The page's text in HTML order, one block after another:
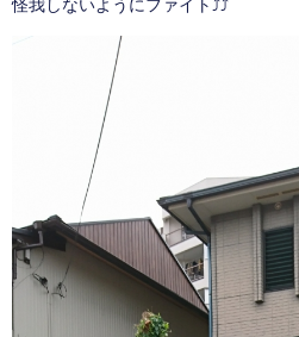
怪我しないようにファイト⤴️⤴️